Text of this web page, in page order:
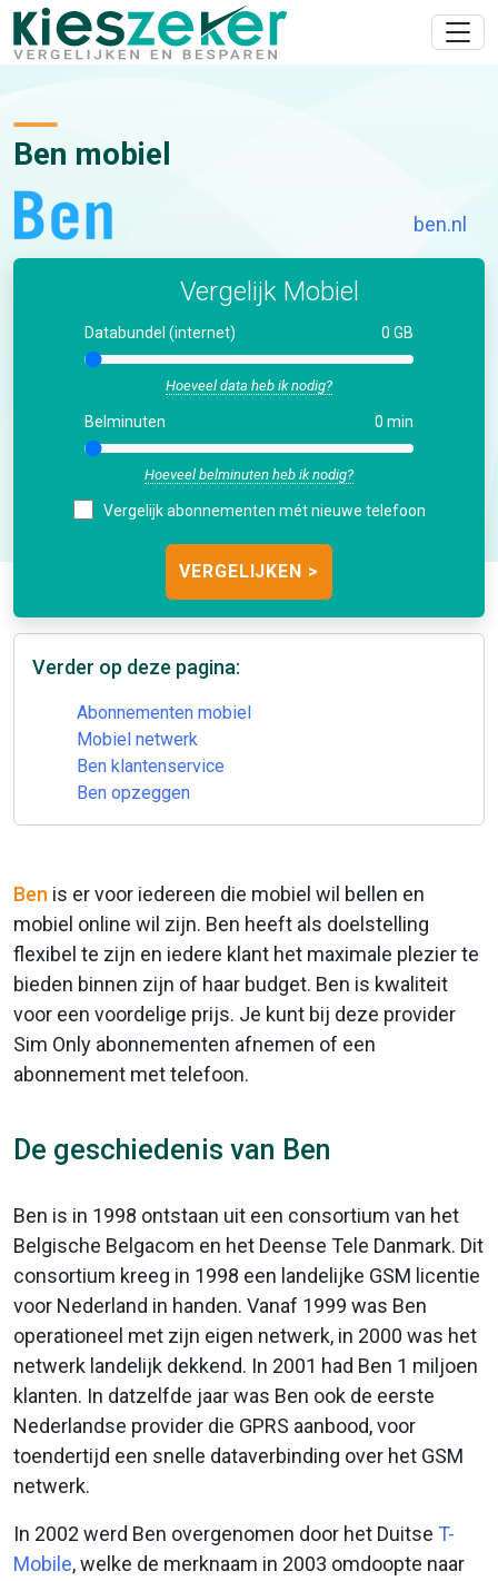
Ben mobiel
ben.nl
Vergelijk Mobiel
Databundel (internet) 0 GB
Hoeveel data heb ik nodig?
Belminuten 0 min
Hoeveel belminuten heb ik nodig?
Vergelijk abonnementen mét nieuwe telefoon
Verder op deze pagina:
Abonnementen mobiel
Mobiel netwerk
Ben klantenservice
Ben opzeggen
Ben is er voor iedereen die mobiel wil bellen en
mobiel online wil zijn. Ben heeft als doelstelling
flexibel te zijn en iedere klant het maximale plezier te
bieden binnen zijn of haar budget. Ben is kwaliteit
voor een voordelige prijs. Je kunt bij deze provider
Sim Only abonnementen afnemen of een
abonnement met telefoon.
De geschiedenis van Ben
Ben is in 1998 ontstaan uit een consortium van het
Belgische Belgacom en het Deense Tele Danmark. Dit
consortium kreeg in 1998 een landelijke GSM licentie
voor Nederland in handen. Vanaf 1999 was Ben
operationeel met zijn eigen netwerk, in 2000 was het
netwerk landelijk dekkend. In 2001 had Ben 1 miljoen
klanten. In datzelfde jaar was Ben ook de eerste
Nederlandse provider die GPRS aanbood, voor
toendertijd een snelle dataverbinding over het GSM
netwerk.
In 2002 werd Ben overgenomen door het Duitse T-
Mobile, welke de merknaam in 2003 omdoopte naar